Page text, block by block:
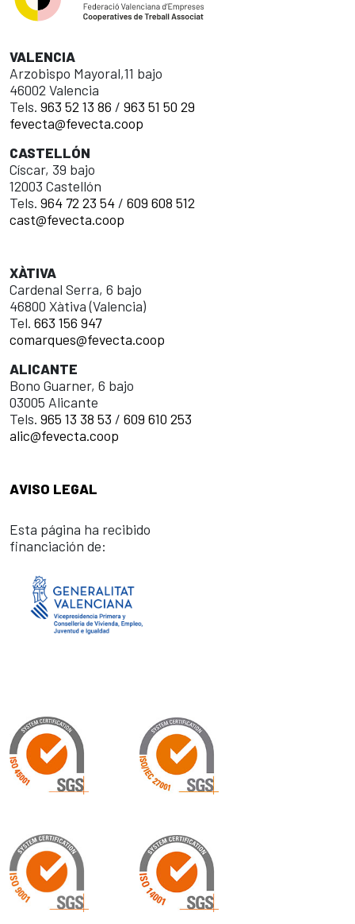
VALENCIA
Arzobispo Mayoral,11 bajo
46002 Valencia
Tels. 963 52 13 86 / 963 51 50 29
fevecta@fevecta.coop
CASTELLÓN
Císcar, 39 bajo
12003 Castellón
Tels. 964 72 23 54 / 609 608 512
cast@fevecta.coop
XÀTIVA
Cardenal Serra, 6 bajo
46800 Xàtiva (Valencia)
Tel. 663 156 947
comarques@fevecta.coop
ALICANTE
Bono Guarner, 6 bajo
03005 Alicante
Tels. 965 13 38 53 / 609 610 253
alic@fevecta.coop
AVISO LEGAL
Esta página ha recibido
financiación de: